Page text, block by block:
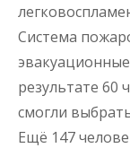
Система
результате 60
смогли
Ещё 147